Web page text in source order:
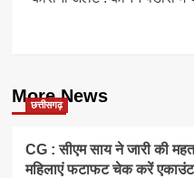
More News
छत्तीसगढ़
CG : सीएम साय ने जारी की
महिलाएं फटाफट चेक करें एकाउंट